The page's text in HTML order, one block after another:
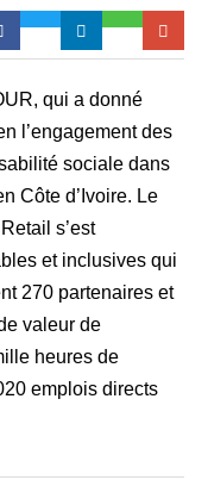
qui a donné
l’engagement des
sociale dans
Côte d’Ivoire. Le
s’est
et inclusives qui
270 partenaires et
valeur de
heures de
emplois directs